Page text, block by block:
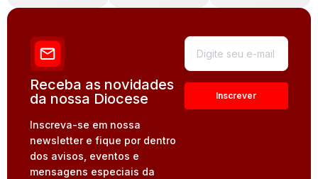
Receba as novidades
da nossa Diocese
Inscreva-se em nossa
newsletter e fique por dentro
dos avisos, eventos e
mensagens especiais da